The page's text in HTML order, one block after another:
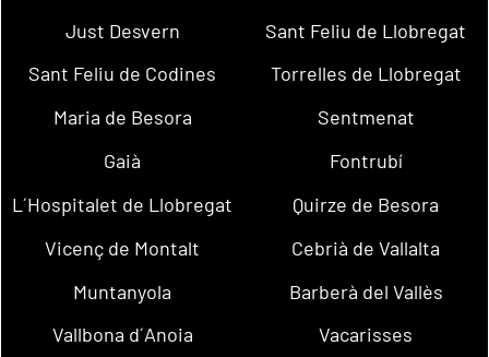
Just Desvern
Sant Feliu de Llobregat
Sant Feliu de Codines
Torrelles de Llobregat
Maria de Besora
Sentmenat
Gaià
Fontrubí
L´Hospitalet de Llobregat
Quirze de Besora
Vicenç de Montalt
Cebrià de Vallalta
Muntanyola
Barberà del Vallès
Vallbona d´Anoia
Vacarisses